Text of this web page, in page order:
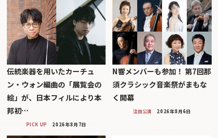
伝統楽器を用いたカーチュ
ン・ウォン編曲の「展覧会の
絵」が、日本フィルにより本
邦初…
PICK UP 2026年8月7日
N響メンバーも参加！ 第7回那
須クラシック音楽祭がまもな
く開幕
注目公演 2026年8月6日